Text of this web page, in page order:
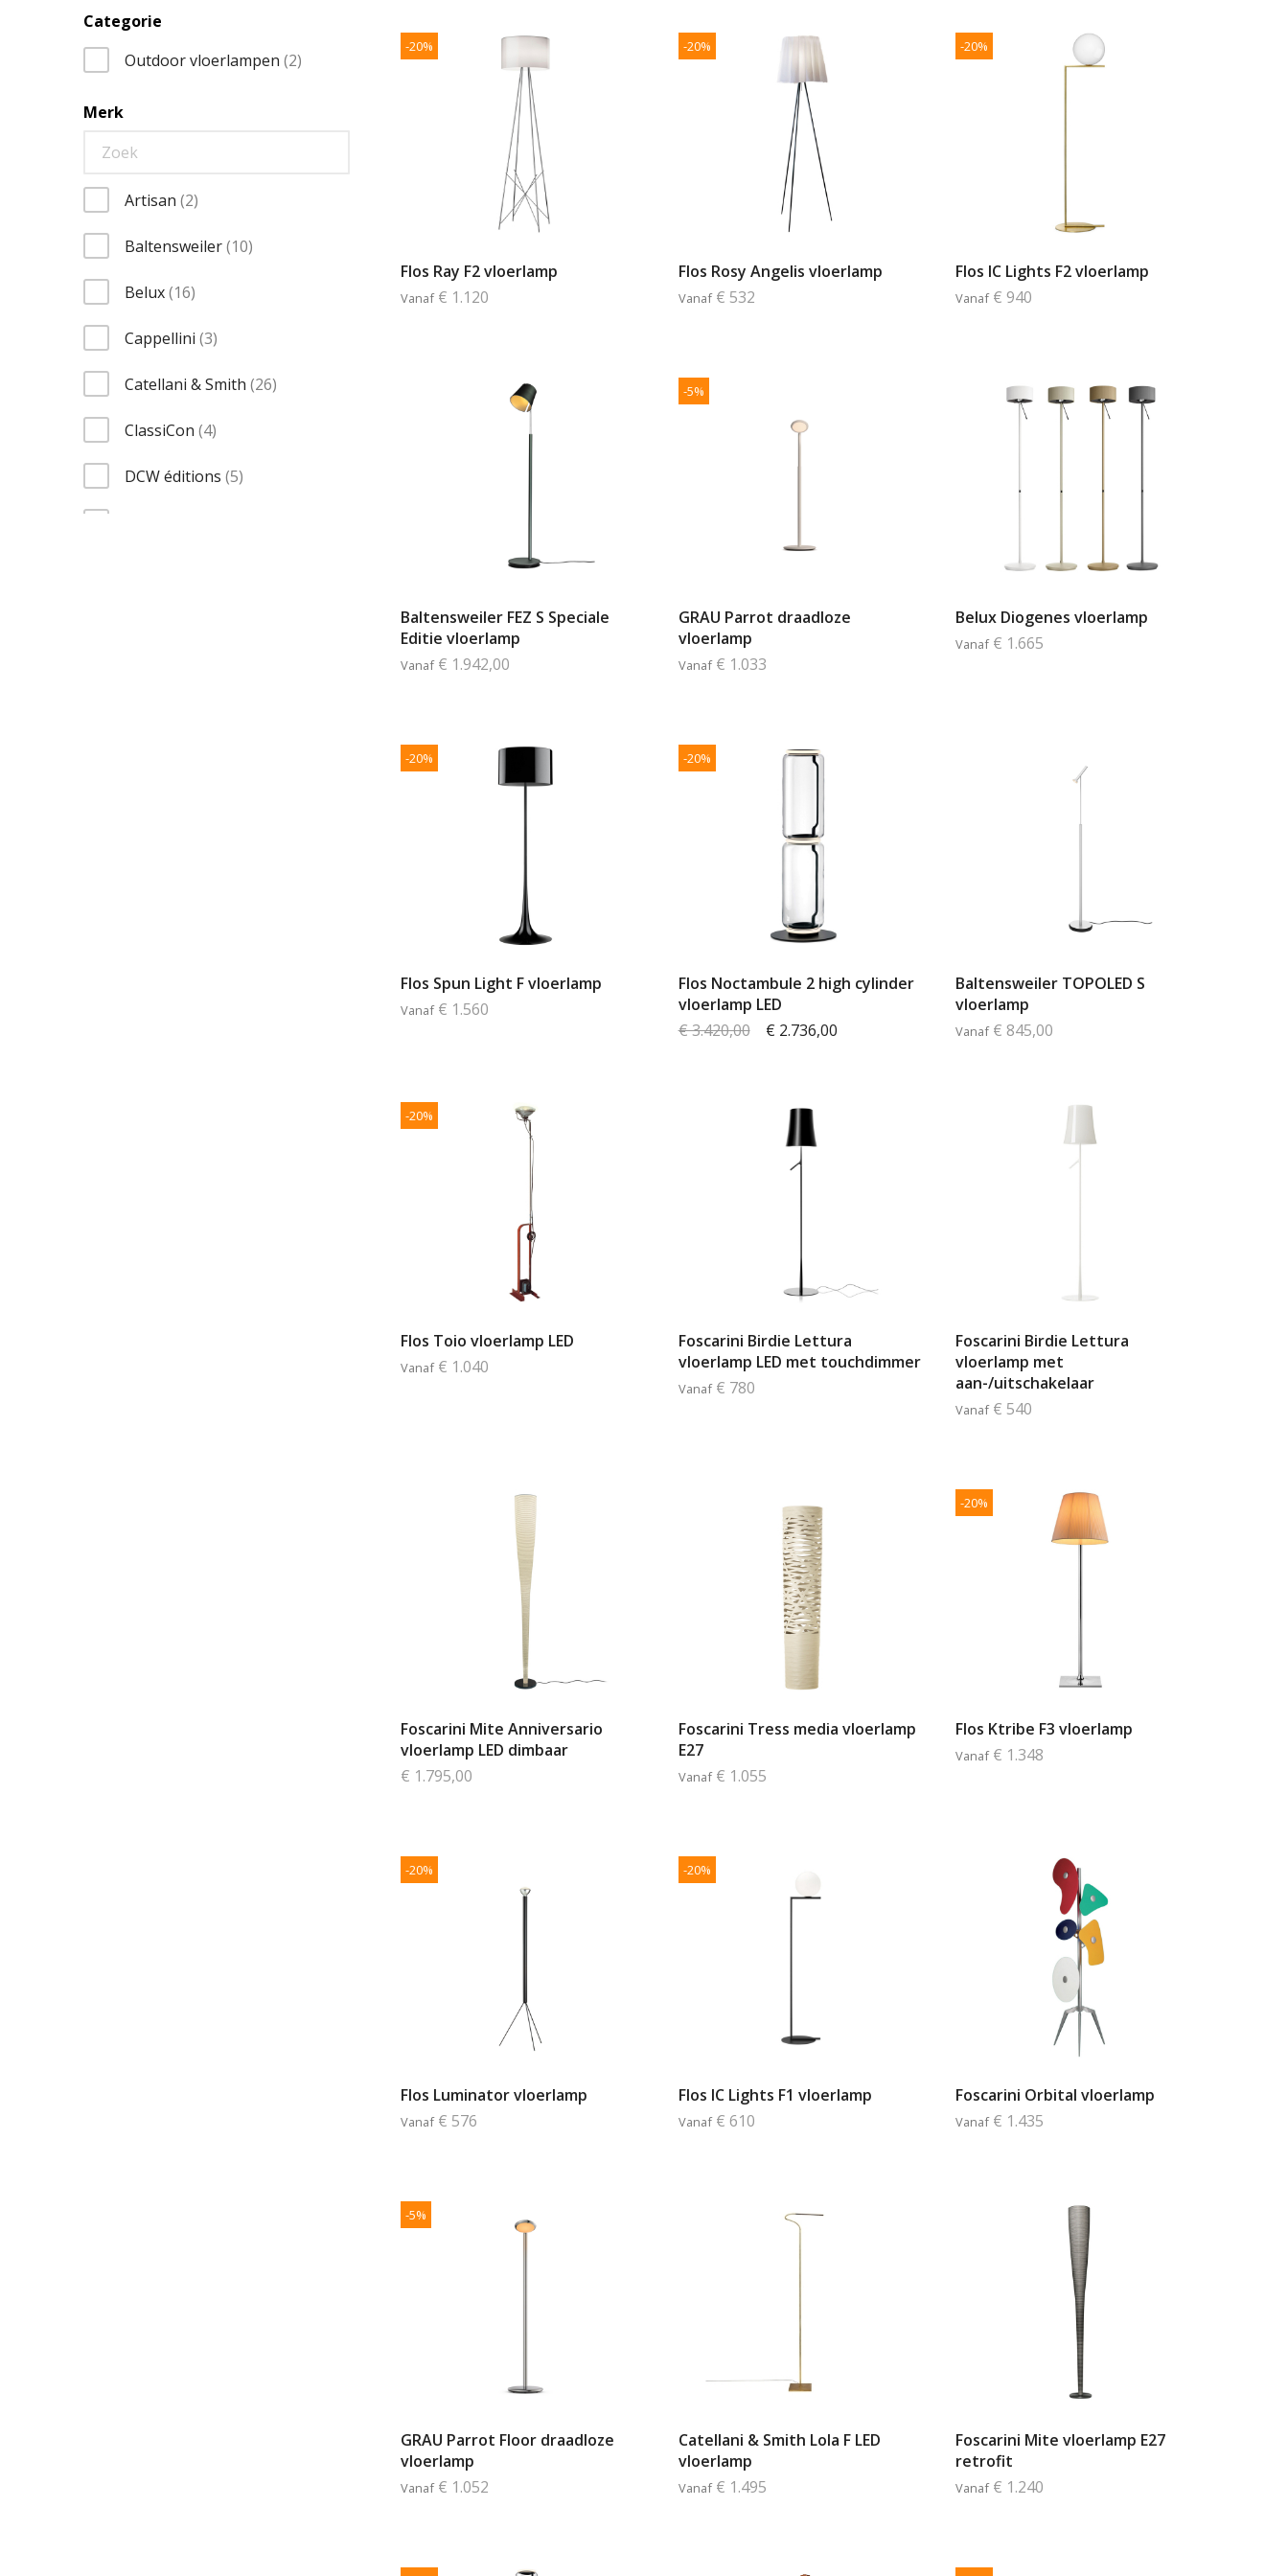
-20%
Flos Ray F2 vloerlamp
Vanaf € 1.120
-20%
Flos Rosy Angelis vloerlamp
Vanaf € 532
-20%
Flos IC Lights F2 vloerlamp
Vanaf € 940
Baltensweiler FEZ S Speciale
Editie vloerlamp
Vanaf € 1.942,00
-5%
GRAU Parrot draadloze
vloerlamp
Vanaf € 1.033
Belux Diogenes vloerlamp
Vanaf € 1.665
-20%
Flos Spun Light F vloerlamp
Vanaf € 1.560
-20%
Flos Noctambule 2 high cylinder
vloerlamp LED
€ 2.736,00
€ 3.420,00
Baltensweiler TOPOLED S
vloerlamp
Vanaf € 845,00
-20%
Flos Toio vloerlamp LED
Vanaf € 1.040
Foscarini Birdie Lettura
vloerlamp LED met touchdimmer
Vanaf € 780
Foscarini Birdie Lettura
vloerlamp met
aan-/uitschakelaar
Vanaf € 540
Foscarini Mite Anniversario
vloerlamp LED dimbaar
€ 1.795,00
Foscarini Tress media vloerlamp
E27
Vanaf € 1.055
-20%
Flos Ktribe F3 vloerlamp
Vanaf € 1.348
-20%
Flos Luminator vloerlamp
Vanaf € 576
-20%
Flos IC Lights F1 vloerlamp
Vanaf € 610
Foscarini Orbital vloerlamp
Vanaf € 1.435
-5%
GRAU Parrot Floor draadloze
vloerlamp
Vanaf € 1.052
Catellani & Smith Lola F LED
vloerlamp
Vanaf € 1.495
Foscarini Mite vloerlamp E27
retrofit
Vanaf € 1.240
Categorie
Outdoor vloerlampen 2items
Merk
Artisan 2items
Baltensweiler 10items
Belux 16items
Cappellini 3items
Catellani & Smith 26items
ClassiCon 4items
DCW éditions 5items